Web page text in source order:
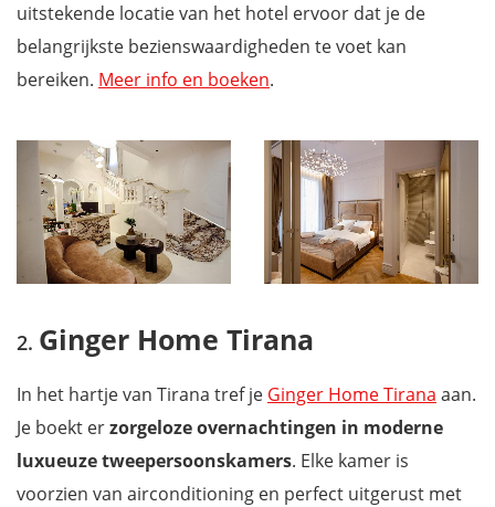
uitstekende locatie van het hotel ervoor dat je de
belangrijkste bezienswaardigheden te voet kan
bereiken. Meer info en boeken.
Ginger Home Tirana
In het hartje van Tirana tref je Ginger Home Tirana aan.
Je boekt erzorgeloze overnachtingen in moderne
luxueuze tweepersoonskamers. Elke kamer is
voorzien van airconditioning en perfect uitgerust met